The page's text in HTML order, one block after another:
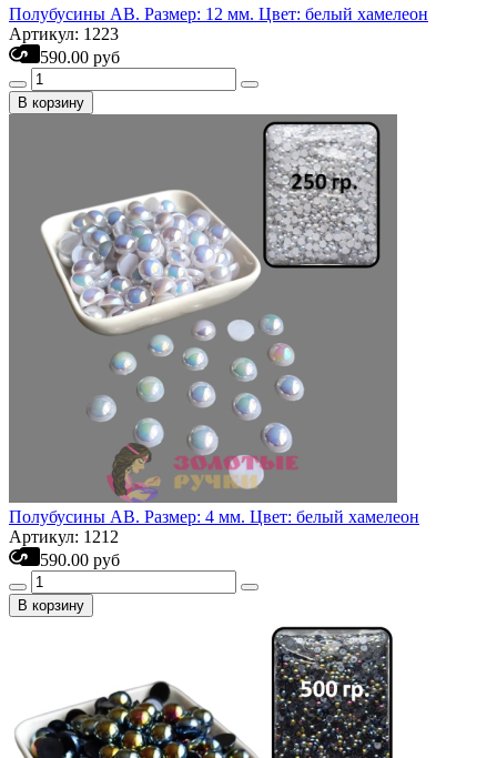
Полубусины АВ. Размер: 12 мм. Цвет: белый хамелеон
Артикул: 1223
590.00 руб
В корзину
Полубусины АВ. Размер: 4 мм. Цвет: белый хамелеон
Артикул: 1212
590.00 руб
В корзину